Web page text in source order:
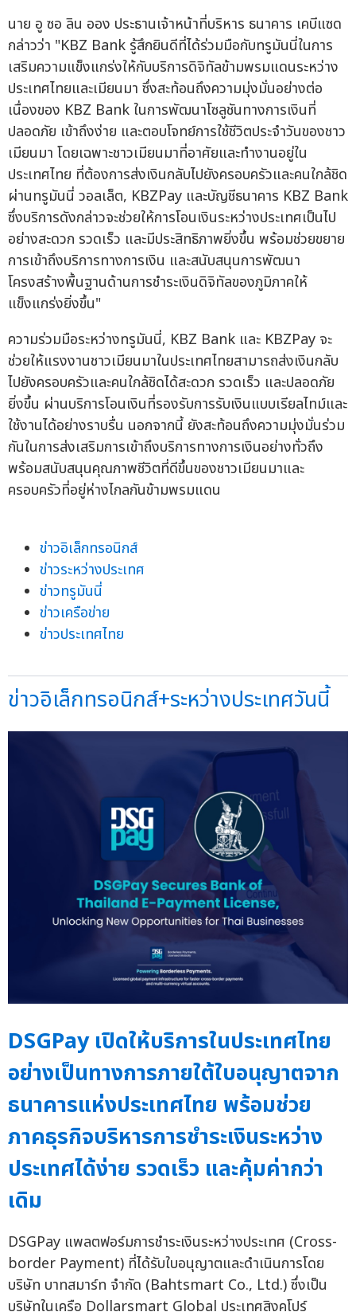
นาย อู ซอ ลิน ออง ประธานเจ้าหน้าที่บริหาร ธนาคาร เคบีแซด
กล่าวว่า "KBZ Bank รู้สึกยินดีที่ได้ร่วมมือกับทรูมันนี่ในการ
เสริมความแข็งแกร่งให้กับบริการดิจิทัลข้ามพรมแดนระหว่าง
ประเทศไทยและเมียนมา ซึ่งสะท้อนถึงความมุ่งมั่นอย่างต่อ
เนื่องของ KBZ Bank ในการพัฒนาโซลูชันทางการเงินที่
ปลอดภัย เข้าถึงง่าย และตอบโจทย์การใช้ชีวิตประจำวันของชาว
เมียนมา โดยเฉพาะชาวเมียนมาที่อาศัยและทำงานอยู่ใน
ประเทศไทย ที่ต้องการส่งเงินกลับไปยังครอบครัวและคนใกล้ชิด
ผ่านทรูมันนี่ วอลเล็ต, KBZPay และบัญชีธนาคาร KBZ Bank
ซึ่งบริการดังกล่าวจะช่วยให้การโอนเงินระหว่างประเทศเป็นไป
อย่างสะดวก รวดเร็ว และมีประสิทธิภาพยิ่งขึ้น พร้อมช่วยขยาย
การเข้าถึงบริการทางการเงิน และสนับสนุนการพัฒนา
โครงสร้างพื้นฐานด้านการชำระเงินดิจิทัลของภูมิภาคให้
แข็งแกร่งยิ่งขึ้น"
ความร่วมมือระหว่างทรูมันนี่, KBZ Bank และ KBZPay จะ
ช่วยให้แรงงานชาวเมียนมาในประเทศไทยสามารถส่งเงินกลับ
ไปยังครอบครัวและคนใกล้ชิดได้สะดวก รวดเร็ว และปลอดภัย
ยิ่งขึ้น ผ่านบริการโอนเงินที่รองรับการรับเงินแบบเรียลไทม์และ
ใช้งานได้อย่างราบรื่น นอกจากนี้ ยังสะท้อนถึงความมุ่งมั่นร่วม
กันในการส่งเสริมการเข้าถึงบริการทางการเงินอย่างทั่วถึง
พร้อมสนับสนุนคุณภาพชีวิตที่ดีขึ้นของชาวเมียนมาและ
ครอบครัวที่อยู่ห่างไกลกันข้ามพรมแดน
ข่าวอิเล็กทรอนิกส์
ข่าวระหว่างประเทศ
ข่าวทรูมันนี่
ข่าวเครือข่าย
ข่าวประเทศไทย
ข่าวอิเล็กทรอนิกส์+ระหว่างประเทศวันนี้
DSGPay เปิดให้บริการในประเทศไทย
อย่างเป็นทางการภายใต้ใบอนุญาตจาก
ธนาคารแห่งประเทศไทย พร้อมช่วย
ภาคธุรกิจบริหารการชำระเงินระหว่าง
ประเทศได้ง่าย รวดเร็ว และคุ้มค่ากว่า
เดิม
DSGPay แพลตฟอร์มการชำระเงินระหว่างประเทศ (Cross-
border Payment) ที่ได้รับใบอนุญาตและดำเนินการโดย
บริษัท บาทสมาร์ท จำกัด (Bahtsmart Co., Ltd.) ซึ่งเป็น
บริษัทในเครือ Dollarsmart Global ประเทศสิงคโปร์